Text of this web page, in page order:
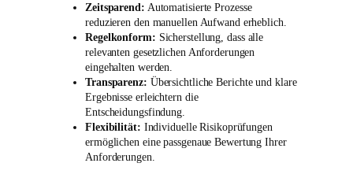
Zeitsparend: Automatisierte Prozesse
reduzieren den manuellen Aufwand erheblich.
Regelkonform: Sicherstellung, dass alle
relevanten gesetzlichen Anforderungen
eingehalten werden.
Transparenz: Übersichtliche Berichte und klare
Ergebnisse erleichtern die
Entscheidungsfindung.
Flexibilität: Individuelle Risikoprüfungen
ermöglichen eine passgenaue Bewertung Ihrer
Anforderungen.